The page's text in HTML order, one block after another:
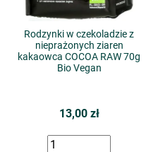
Rodzynki w czekoladzie z
nieprażonych ziaren
kakaowca COCOA RAW 70g
Bio Vegan
13,00 zł